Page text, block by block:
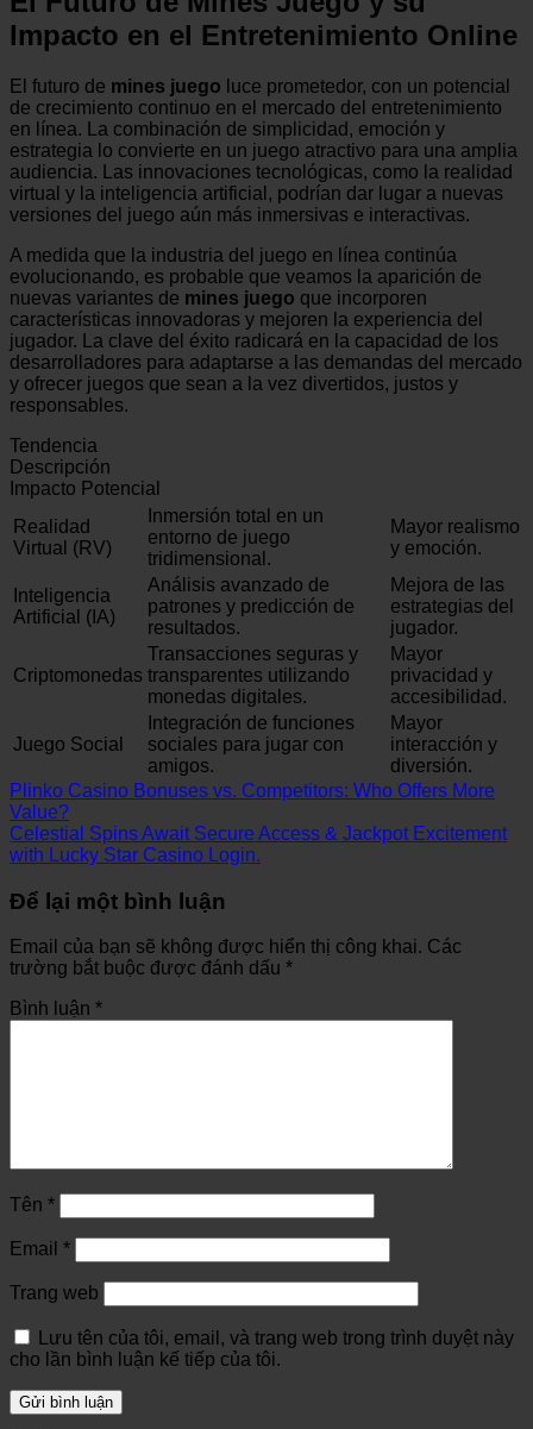
Impacto en el Entretenimiento Online
El futuro de mines juego luce prometedor, con un potencial
de crecimiento continuo en el mercado del entretenimiento
en línea. La combinación de simplicidad, emoción y
estrategia lo convierte en un juego atractivo para una amplia
audiencia. Las innovaciones tecnológicas, como la realidad
virtual y la inteligencia artificial, podrían dar lugar a nuevas
versiones del juego aún más inmersivas e interactivas.
A medida que la industria del juego en línea continúa
evolucionando, es probable que veamos la aparición de
nuevas variantes de mines juego que incorporen
características innovadoras y mejoren la experiencia del
jugador. La clave del éxito radicará en la capacidad de los
desarrolladores para adaptarse a las demandas del mercado
y ofrecer juegos que sean a la vez divertidos, justos y
responsables.
Tendencia
Descripción
Impacto Potencial
Realidad
Virtual (RV)
Inmersión total en un
entorno de juego
tridimensional.
Mayor realismo
y emoción.
Inteligencia
Artificial (IA)
Análisis avanzado de
patrones y predicción de
resultados.
Mejora de las
estrategias del
jugador.
Criptomonedas
Transacciones seguras y
transparentes utilizando
monedas digitales.
Mayor
privacidad y
accesibilidad.
Juego Social
Integración de funciones
sociales para jugar con
amigos.
Mayor
interacción y
diversión.
Plinko Casino Bonuses vs. Competitors: Who Offers More
Value?
Celestial Spins Await Secure Access & Jackpot Excitement
with Lucky Star Casino Login.
Để lại một bình luận
Email của bạn sẽ không được hiển thị công khai. Các
trường bắt buộc được đánh dấu *
Bình luận *
Tên *
Email *
Trang web
Lưu tên của tôi, email, và trang web trong trình duyệt này
cho lần bình luận kế tiếp của tôi.